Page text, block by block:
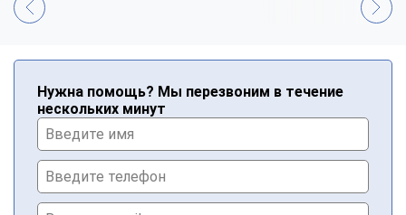
Нужна помощь? Мы перезвоним в течение
нескольких минут